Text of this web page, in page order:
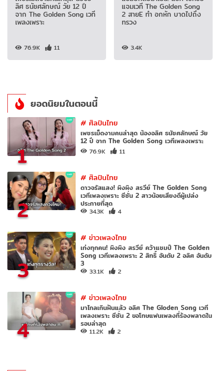
ลิศ ธนัชศลักษณ์ วัย 12 ปี
จาก The Golden Song เวที
เพลงเพราะ
76.9K 11
แจมเวที The Golden Song
2 สายE ทำ อกหัก บาดไปถึง
ทรวง
3.4K
ยอดนิยมในตอนนี้
1
#ศิลปินไทย
เพชรเม็ดงามคนล่าสุด น้องอลิศ ธนัชศลักษณ์ วัย
12 ปี จาก The Golden Song เวทีเพลงเพราะ
76.9K 11
2
#ศิลปินไทย
ดาวจรัสแสง! ผิงผิง สรวีย์ The Golden Song
เวทีเพลงเพราะ ซีซั่น 2 สาวน้อยเสียงดีผู้เปล่ง
ประกายที่สุด
34.3K 4
3
#ข่าวเพลงไทย
เก่งทุกคน! ผิงผิง สรวีย์ คว้าแชมป์ The Golden
Song เวทีเพลงเพราะ 2 สิทธิ์ อันดับ 2 อลิศ อันดับ
3
33.1K 2
4
#ข่าวเพลงไทย
มาไกลเกินฝันแล้ว อลิศ The Gloden Song เวที
เพลงเพราะ ซีซั่น 2 ขอโทษแฟนเพลงที่ร้องพลาดใน
รอบล่าสุด
11.2K 2